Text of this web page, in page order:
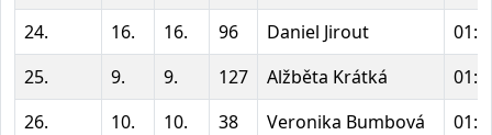
24.
16. 16. 96 Daniel Jirout
25.
9. 9. 127 Alžběta Krátká
26.
10. 10. 38 Veronika Bumbová